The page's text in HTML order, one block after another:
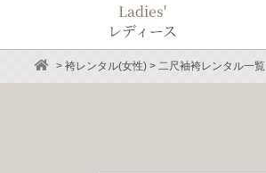
Ladies'
レディース
> 袴レンタル(女性) > 二尺袖袴レンタル一覧